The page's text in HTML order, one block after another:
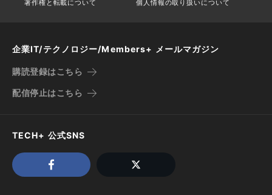
著作権と転載について
個人情報の取り扱いについて
企業IT/テクノロジー/Members+ メールマガジン
購読登録はこちら
配信停止はこちら
TECH+ 公式SNS